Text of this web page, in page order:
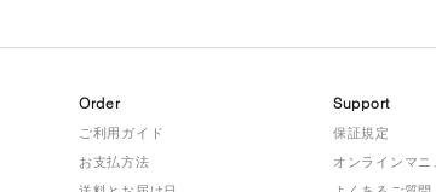
Order
ご利用ガイド
お支払方法
Support
保証規定
オンラインマ